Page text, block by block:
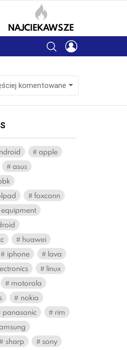
NAJCIEKAWSZE
SEARCH
apple
asus
foxconn
huawei
iphone
lava
linux
motorola
nokia
panasonic
rim
sharp
sony